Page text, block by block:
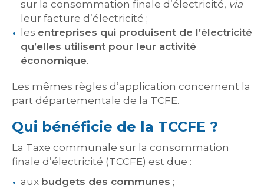
sur la consommation finale d’électricité, via
leur facture d’électricité ;
les entreprises qui produisent de l’électricité
qu’elles utilisent pour leur activité
économique.
Les mêmes règles d’application concernent la
part départementale de la TCFE.
Qui bénéficie de la TCCFE ?
La Taxe communale sur la consommation
finale d’électricité (TCCFE) est due :
aux budgets des communes ;